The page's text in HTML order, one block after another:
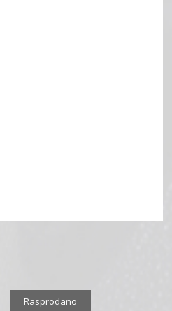
Sniženo 10%
Rasprodano